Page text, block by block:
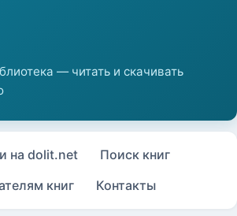
на dolit.net
Поиск книг
книг
Контакты